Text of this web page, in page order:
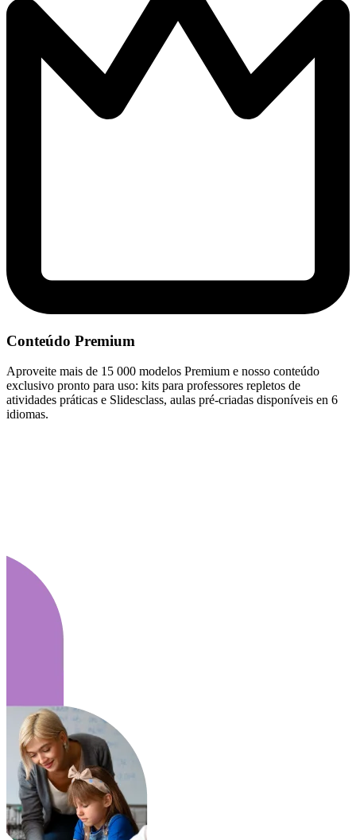
Conteúdo Premium
Aproveite mais de 15 000 modelos Premium e nosso conteúdo
exclusivo pronto para uso: kits para professores repletos de
atividades práticas e Slidesclass, aulas pré-criadas disponíveis en 6
idiomas.